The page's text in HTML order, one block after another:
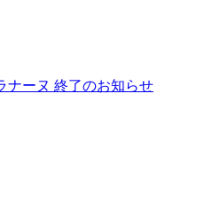
ナーヌ 終了のお知らせ